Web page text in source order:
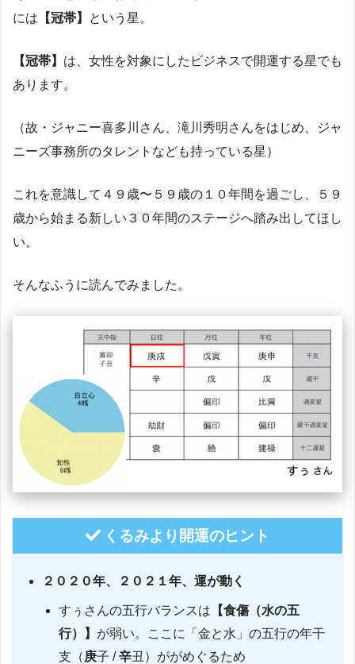
には 【冠帯】 という星。
【冠帯】 は、女性を対象にしたビジネスで開運する星でも
あります。
（故・ジャニー喜多川さん、滝川秀明さんをはじめ、ジャ
ニーズ事務所のタレントなども持っている星）
これを意識して４９歳〜５９歳の１０年間を過ごし、５９
歳から始まる新しい３０年間のステージへ踏み出してほし
い。
そんなふうに読んでみました。
くるみより開運のヒント
２０２０年、２０２１年、運が動く
すぅさんの五行バランスは 【食傷（水の五
行）】 が弱い。ここに「金と水」の五行の年干
支（ 庚子 /辛丑）ががめぐるため